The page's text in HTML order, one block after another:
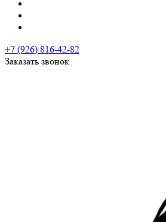
+7 (926) 816-42-82
Заказать звонок